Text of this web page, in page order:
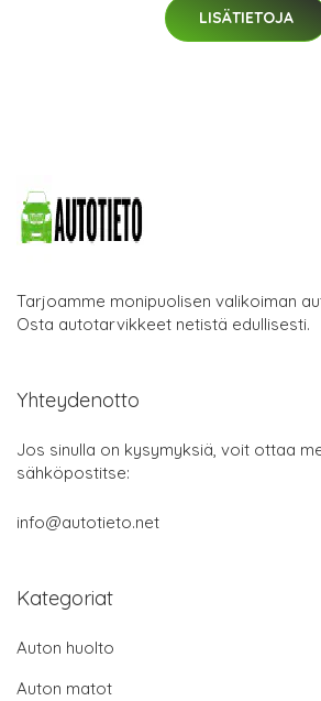
LISÄTIETOJA
Tarjoamme monipuolisen valikoiman
Osta autotarvikkeet netistä edullisesti.
Yhteydenotto
Jos sinulla on kysymyksiä, voit ottaa
sähköpostitse:
info@autotieto.net
Kategoriat
Auton huolto
Auton matot